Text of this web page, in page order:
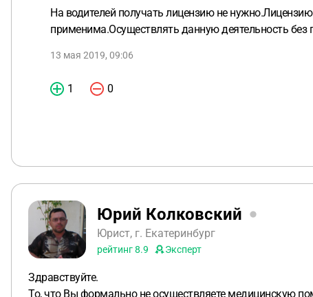
На водителей получать лицензию не
применима.Осуществлять данную деятельность без
13 мая 2019, 09:06
1 0
Юрий Колковский
Юрист, г. Екатеринбург
рейтинг8.9 Эксперт
Здравствуйте.
То, что Вы формально не осуществляете медицинскую